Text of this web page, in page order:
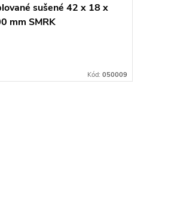
sušené 42 x 18 x
mm SMRK
Kód: 050009